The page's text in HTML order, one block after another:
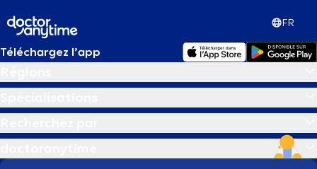
FR
Téléchargez l’app